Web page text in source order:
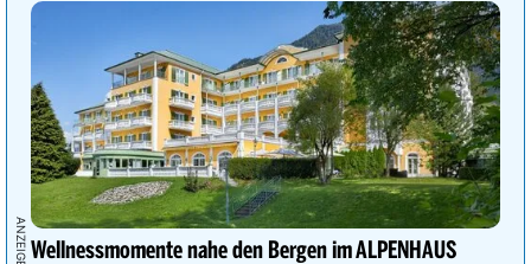
Wellnessmomente nahe den Bergen im ALPENHAUS